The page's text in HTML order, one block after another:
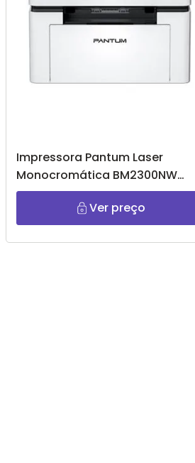
Impressora Pantum Laser
Monocromática BM2300NW
Branco
Ver preço